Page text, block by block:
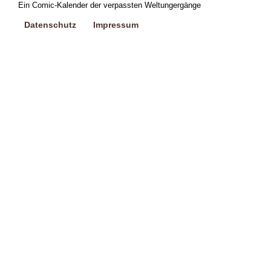
Ein Comic-Kalender der verpassten Weltungergänge
Datenschutz Impressum